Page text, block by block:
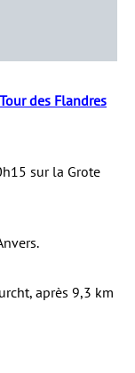
des Flandres
sur la Grote
après 9,3 km